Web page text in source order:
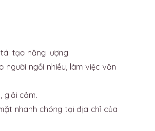
tạo năng lượng.
người ngồi nhiều, làm việc văn
giải cảm.
nhanh chóng tại địa chỉ của